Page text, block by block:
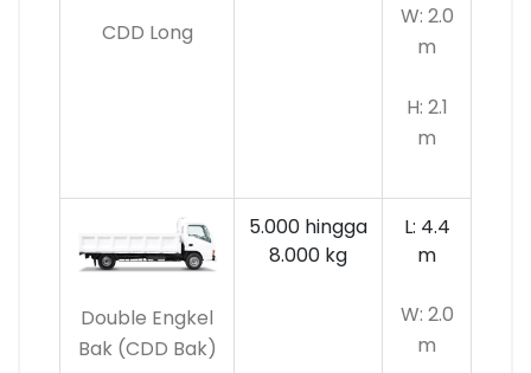
CDD Long
W: 2.0
m
H: 2.1
m
Double Engkel
Bak (CDD Bak)
5.000 hingga
8.000 kg
L: 4.4
m
W: 2.0
m